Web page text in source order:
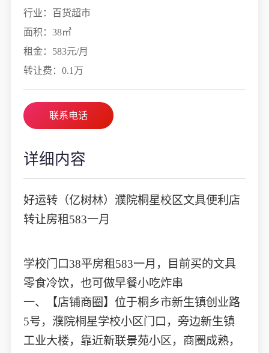
行业：百货超市
面积：38㎡
租金：583元/月
转让费：0.1万
联系电话
详细内容
好运转（亿树林）濮院桐星校区文具便利店
转让房租583一月
学校门口38平房租583一月，目前买的文具
零食冷饮，也可做早餐小吃炸串
一、【店铺商圈】位于桐乡市新生镇创业路
5号，濮院桐星学校小区门口，旁边新生镇
工业大楼，靠近新联景苑小区，商圈成熟，